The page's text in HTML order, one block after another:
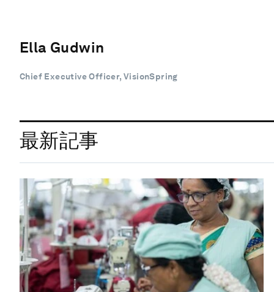
Ella Gudwin
Chief Executive Officer, VisionSpring
最新記事